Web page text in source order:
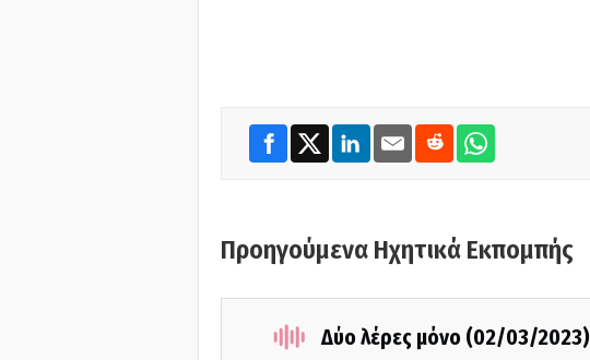
Προηγούμενα Ηχητικά Εκπομπής
Δύο λέρες μόνο (02/03/2023)